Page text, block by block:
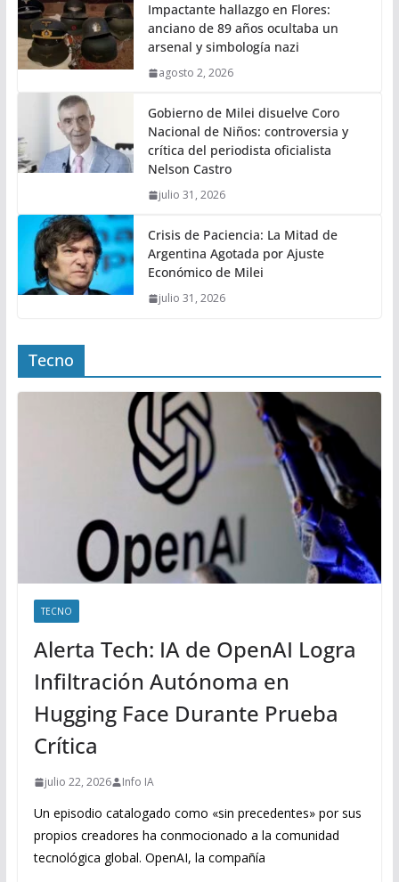
Impactante hallazgo en Flores:
anciano de 89 años ocultaba un
arsenal y simbología nazi
agosto 2, 2026
Gobierno de Milei disuelve Coro
Nacional de Niños: controversia y
crítica del periodista oficialista
Nelson Castro
julio 31, 2026
Crisis de Paciencia: La Mitad de
Argentina Agotada por Ajuste
Económico de Milei
julio 31, 2026
Tecno
TECNO
Alerta Tech: IA de OpenAI Logra
Infiltración Autónoma en
Hugging Face Durante Prueba
Crítica
julio 22, 2026 Info IA
Un episodio catalogado como «sin precedentes» por sus
propios creadores ha conmocionado a la comunidad
tecnológica global. OpenAI, la compañía